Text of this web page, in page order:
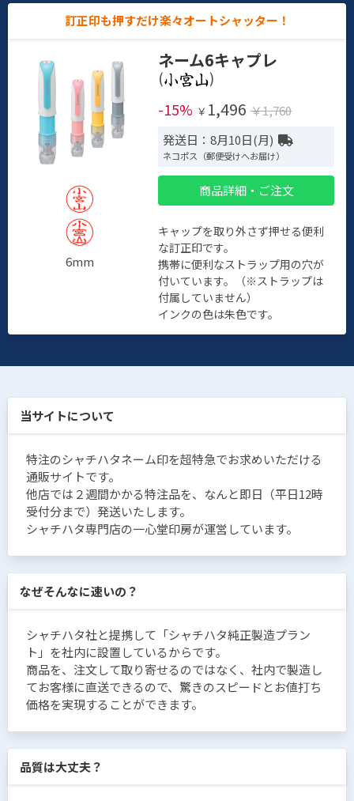
訂正印も押すだけ楽々オートシャッター！
6mm
ネーム6キャプレ
(
)
-15% ￥ 1,496 ￥1,760
発送日：8月10日(月)
ネコポス（郵便受けへお届け）
商品詳細・ご注文
キャップを取り外さず押せる便利
な訂正印です。
携帯に便利なストラップ用の穴が
付いています。（※ストラップは
付属していません）
インクの色は朱色です。
当サイトについて
特注のシャチハタネーム印を超特急でお求めいただける
通販サイトです。
他店では２週間かかる特注品を、なんと即日（平日12時
受付分まで）発送いたします。
シャチハタ専門店の一心堂印房が運営しています。
なぜそんなに速いの？
シャチハタ社と提携して「シャチハタ純正製造プラン
ト」を社内に設置しているからです。
商品を、注文して取り寄せるのではなく、社内で製造し
てお客様に直送できるので、驚きのスピードとお値打ち
価格を実現することができます。
品質は大丈夫？